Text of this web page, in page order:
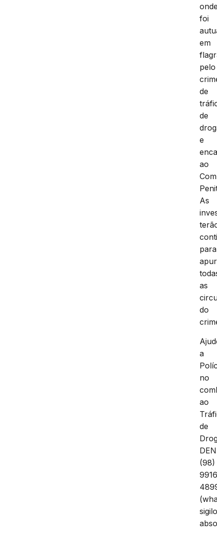
foi
em
pelo
de
de
e
ao
As
para
as
do
a
no
ao
de
(98)